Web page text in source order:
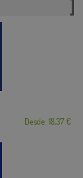
Desde: 18,37 €